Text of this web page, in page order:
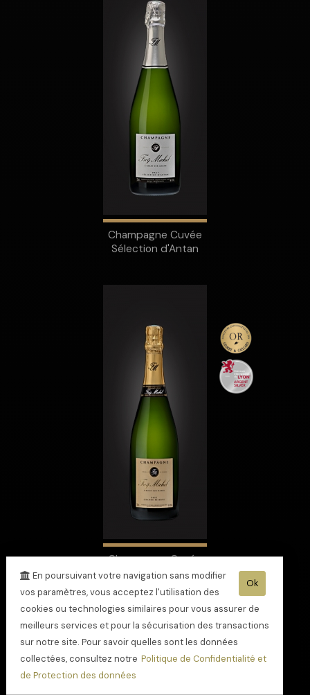
Champagne Cuvée
Sélection d'Antan
Champagne Cuvée
Grande Réserve
étoilée au Guide
Hachette
Ok
En poursuivant votre navigation sans modifier
vos paramètres, vous acceptez l'utilisation des
cookies ou technologies similaires pour vous assurer de
meilleurs services et pour la sécurisation des transactions
sur notre site. Pour savoir quelles sont les données
collectées, consultez notre Politique de Confidentialité et
de Protection des données